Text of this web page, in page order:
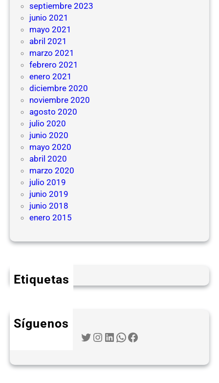
septiembre 2023
junio 2021
mayo 2021
abril 2021
marzo 2021
febrero 2021
enero 2021
diciembre 2020
noviembre 2020
agosto 2020
julio 2020
junio 2020
mayo 2020
abril 2020
marzo 2020
julio 2019
junio 2019
junio 2018
enero 2015
Etiquetas
Síguenos
Twitter Instagram LinkedIn WhatsApp Facebook